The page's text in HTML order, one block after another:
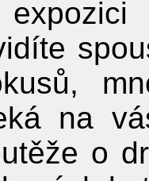
na
o